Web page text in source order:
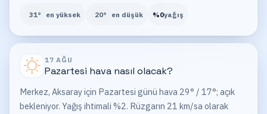
31° en yüksek 20° en düşük %0yağış
17 AĞU
Pazartesi hava nasıl olacak?
Merkez, Aksaray için Pazartesi günü hava 29° / 17°; açık
bekleniyor. Yağış ihtimali %2. Rüzgarın 21 km/sa olarak